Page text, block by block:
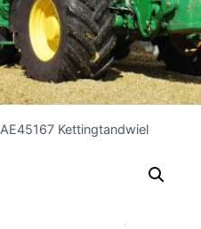
AE45167 Kettingtandwiel